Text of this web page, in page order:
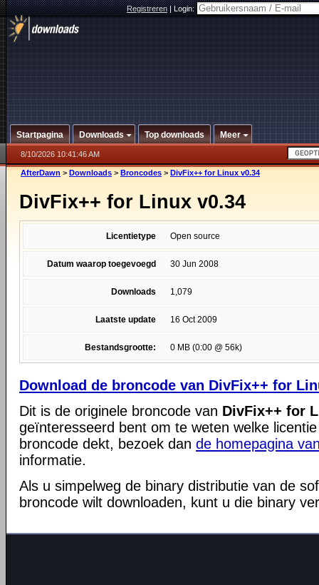
Registreren|Login:
Startpagina Downloads Top downloads Meer
8/10/2026 10:41:46 AM
AfterDawn > Downloads > Broncodes > DivFix++ for Linux v0.34
DivFix++ for Linux v0.34
Licentietype Open source
Datum waarop toegevoegd 30 Jun 2008
Downloads 1,079
Laatste update 16 Oct 2009
Bestandsgrootte: 0 MB (0:00 @ 56k)
Download de broncode van DivFix++ for
Dit is de originele broncode van DivFix++ for
geïnteresseerd bent om te weten welke
broncode dekt, bezoek dan de homepagina
informatie.
Als u simpelweg de binary distributie van de
broncode wilt downloaden, kunt u die binary